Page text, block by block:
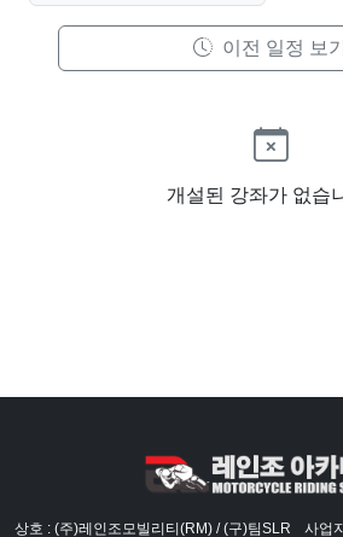
이전 일정 보기
개설된 강좌가 없습
상호 : (주)레인조모빌리티(RM) / (구)팀SLR 사업